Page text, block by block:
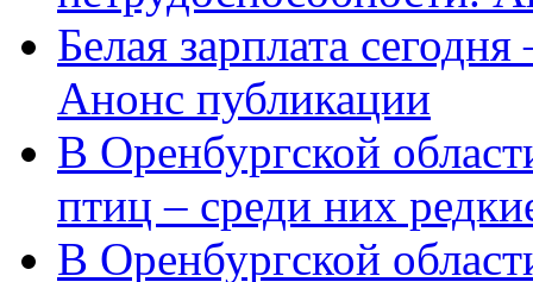
Белая зарплата
Анонс публикации
В Оренбургской
птиц – среди них
В Оренбургской